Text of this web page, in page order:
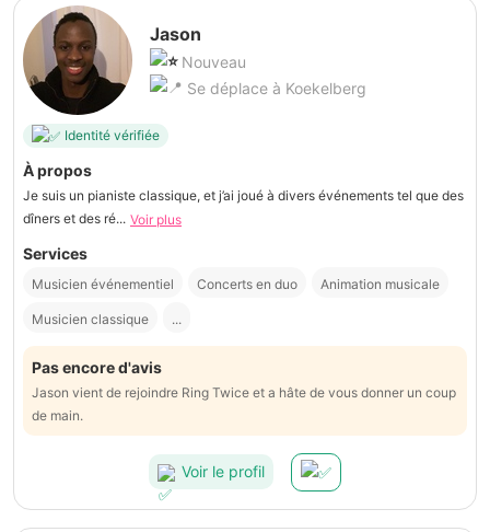
Jason
Nouveau
Se déplace à Koekelberg
Identité vérifiée
À propos
Je suis un pianiste classique, et j’ai joué à divers événements tel que des
dîners et des ré... Voir plus
Services
Musicien événementiel Concerts en duo Animation musicale
Musicien classique ...
Pas encore d'avis
Jason vient de rejoindre Ring Twice et a hâte de vous donner un coup
de main.
Voir le profil